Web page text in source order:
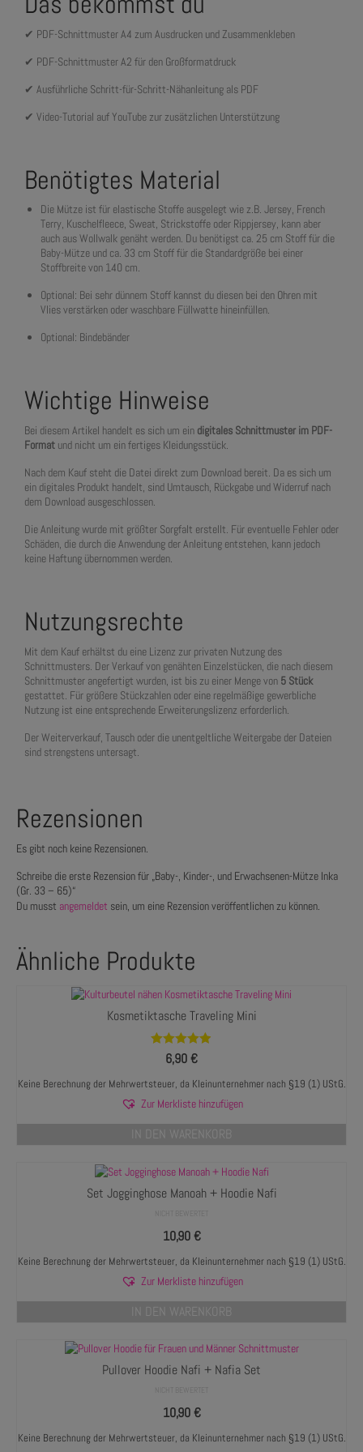
✔ PDF-Schnittmuster A4 zum Ausdrucken und Zusammenkleben
✔ PDF-Schnittmuster A2 für den Großformatdruck
✔ Ausführliche Schritt-für-Schritt-Nähanleitung als PDF
✔ Video-Tutorial auf YouTube zur zusätzlichen Unterstützung
Benötigtes Material
Die Mütze ist für elastische Stoffe ausgelegt wie z.B. Jersey, French
Terry, Kuschelfleece, Sweat, Strickstoffe oder Rippjersey, kann aber
auch aus Wollwalk genäht werden. Du benötigst ca. 25 cm Stoff für die
Baby-Mütze und ca. 33 cm Stoff für die Standardgröße bei einer
Stoffbreite von 140 cm.
Optional: Bei sehr dünnem Stoff kannst du diesen bei den Ohren mit
Vlies verstärken oder waschbare Füllwatte hineinfüllen.
Optional: Bindebänder
Wichtige Hinweise
Bei diesem Artikel handelt es sich um ein digitales Schnittmuster im PDF-
Format und nicht um ein fertiges Kleidungsstück.
Nach dem Kauf steht die Datei direkt zum Download bereit. Da es sich um
ein digitales Produkt handelt, sind Umtausch, Rückgabe und Widerruf nach
dem Download ausgeschlossen.
Die Anleitung wurde mit größter Sorgfalt erstellt. Für eventuelle Fehler oder
Schäden, die durch die Anwendung der Anleitung entstehen, kann jedoch
keine Haftung übernommen werden.
Nutzungsrechte
Mit dem Kauf erhältst du eine Lizenz zur privaten Nutzung des
Schnittmusters. Der Verkauf von genähten Einzelstücken, die nach diesem
Schnittmuster angefertigt wurden, ist bis zu einer Menge von 5 Stück
gestattet. Für größere Stückzahlen oder eine regelmäßige gewerbliche
Nutzung ist eine entsprechende Erweiterungslizenz erforderlich.
Der Weiterverkauf, Tausch oder die unentgeltliche Weitergabe der Dateien
sind strengstens untersagt.
Rezensionen
Es gibt noch keine Rezensionen.
Schreibe die erste Rezension für „Baby-, Kinder-, und Erwachsenen-Mütze Inka
(Gr. 33 – 65)“
Du musst angemeldet sein, um eine Rezension veröffentlichen zu können.
Ähnliche Produkte
Kosmetiktasche Traveling Mini
Bewertet mit
4.86von 5
6,90€
Keine Berechnung der Mehrwertsteuer, da Kleinunternehmer nach §19 (1) UStG.
Zur Merkliste hinzufügen
IN DEN WARENKORB
Set Jogginghose Manoah + Hoodie Nafi
10,90€
Keine Berechnung der Mehrwertsteuer, da Kleinunternehmer nach §19 (1) UStG.
Zur Merkliste hinzufügen
IN DEN WARENKORB
Pullover Hoodie Nafi + Nafia Set
10,90€
Keine Berechnung der Mehrwertsteuer, da Kleinunternehmer nach §19 (1) UStG.